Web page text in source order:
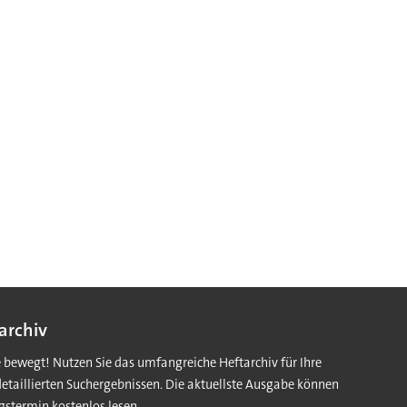
bewegt! Nutzen Sie das umfangreiche Heftarchiv für Ihre
Suchergebnissen. Die aktuellste Ausgabe können